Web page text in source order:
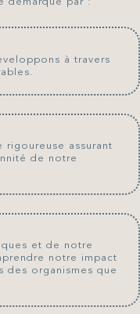
à travers
rigoureuse assurant
de notre
et de notre
notre impact
des organismes que